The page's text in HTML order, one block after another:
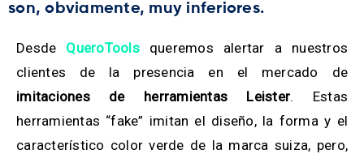
son, obviamente, muy inferiores.
Desde QueroToolsqueremos alertar a nuestros
clientes de la presencia en el mercado de
imitaciones de herramientas Leister. Estas
herramientas “fake” imitan el diseño, la forma y el
característico color verde de la marca suiza, pero,